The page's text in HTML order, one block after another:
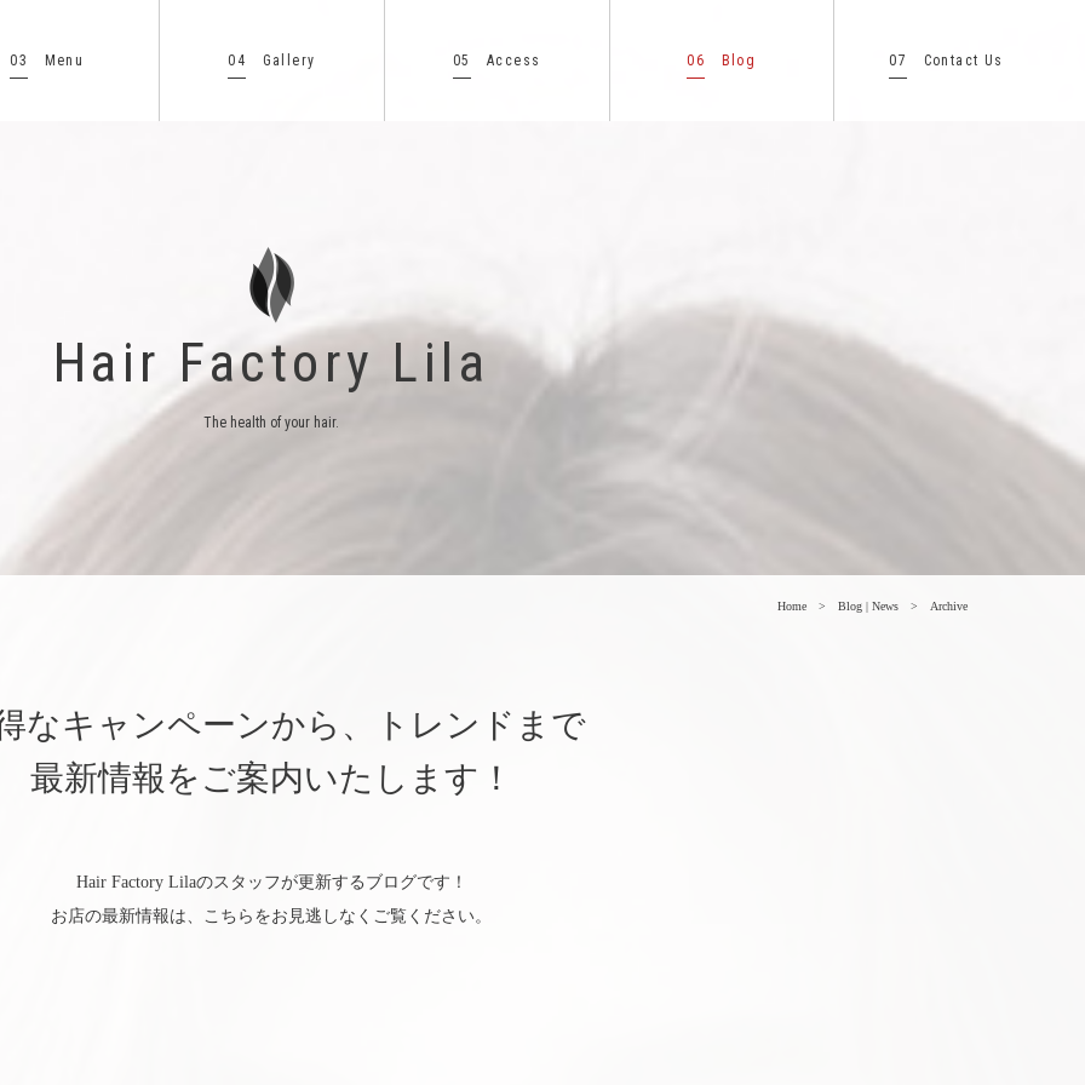
03 Menu 04 Gallery 05 Access 06 Blog 07 Contact Us
Hair Factory Lila
The health of your hair.
Home Blog | News Archive
なキャンペーンから、トレンドまで
最新情報をご案内いたします！
Hair Factory Lilaのスタッフが更新するブログです！
お店の最新情報は、こちらをお見逃しなくご覧ください。